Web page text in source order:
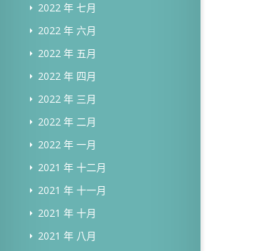
2022 年 七月
2022 年 六月
2022 年 五月
2022 年 四月
2022 年 三月
2022 年 二月
2022 年 一月
2021 年 十二月
2021 年 十一月
2021 年 十月
2021 年 八月